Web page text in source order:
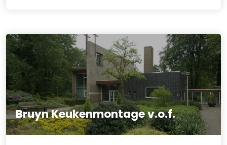
Bruyn Keukenmontage v.o.f.